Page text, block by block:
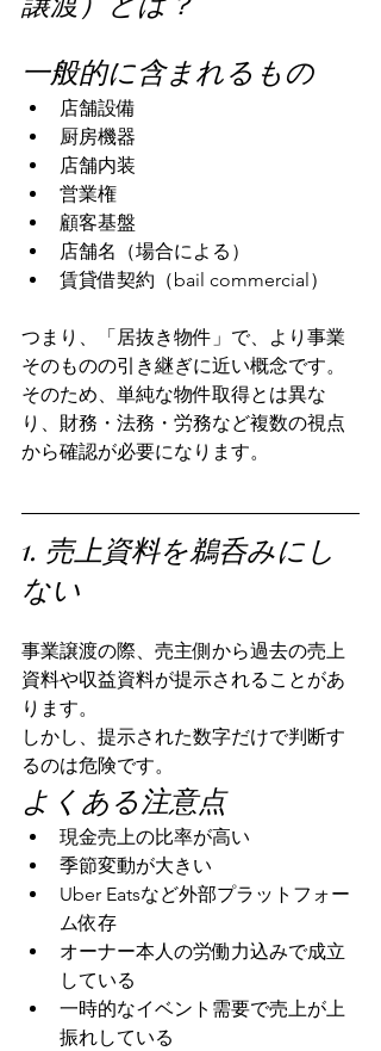
一般的に含まれるもの
店舗設備
厨房機器
店舗内装
営業権
顧客基盤
店舗名（場合による）
賃貸借契約（bail commercial）
つまり、「居抜き物件」で、より事業
そのものの引き継ぎに近い概念です。
そのため、単純な物件取得とは異な
り、財務・法務・労務など複数の視点
から確認が必要になります。
1. 売上資料を鵜呑みにし
ない
事業譲渡の際、売主側から過去の売上
資料や収益資料が提示されることがあ
ります。
しかし、提示された数字だけで判断す
るのは危険です。
よくある注意点
現金売上の比率が高い
季節変動が大きい
Uber Eatsなど外部プラットフォー
ム依存
オーナー本人の労働力込みで成立
している
一時的なイベント需要で売上が上
振れしている